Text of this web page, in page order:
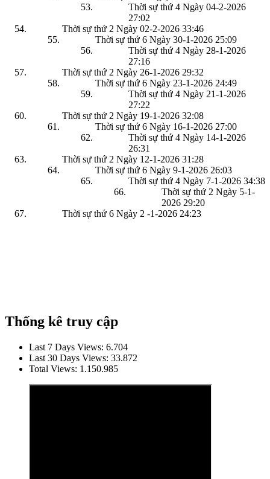
Thời sự thứ 4 Ngày 04-2-2026
27:02
Thời sự thứ 2 Ngày 02-2-2026 33:46
Thời sự thứ 6 Ngày 30-1-2026 25:09
Thời sự thứ 4 Ngày 28-1-2026
27:16
Thời sự thứ 2 Ngày 26-1-2026 29:32
Thời sự thứ 6 Ngày 23-1-2026 24:49
Thời sự thứ 4 Ngày 21-1-2026
27:22
Thời sự thứ 2 Ngày 19-1-2026 32:08
Thời sự thứ 6 Ngày 16-1-2026 27:00
Thời sự thứ 4 Ngày 14-1-2026
26:31
Thời sự thứ 2 Ngày 12-1-2026 31:28
Thời sự thứ 6 Ngày 9-1-2026 26:03
Thời sự thứ 4 Ngày 7-1-2026 34:38
Thời sự thứ 2 Ngày 5-1-
2026 29:20
Thời sự thứ 6 Ngày 2 -1-2026 24:23
Thống kê truy cập
Last 7 Days Views: 6.704
Last 30 Days Views: 33.872
Total Views: 1.150.985